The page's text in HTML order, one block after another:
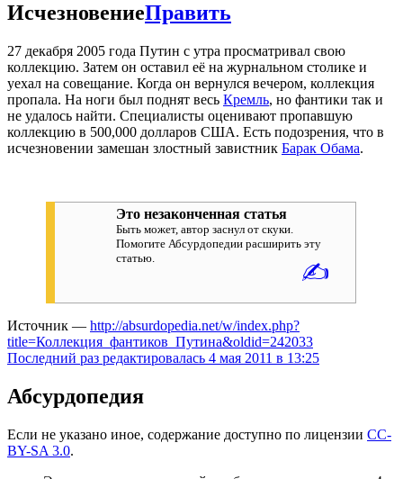
ИсчезновениеПравить
27 декабря 2005 года Путин с утра просматривал свою
коллекцию. Затем он оставил её на журнальном столике и
уехал на совещание. Когда он вернулся вечером, коллекция
пропала. На ноги был поднят весь Кремль, но фантики так и
не удалось найти. Специалисты оценивают пропавшую
коллекцию в 500,000 долларов США. Есть подозрения, что в
исчезновении замешан злостный завистник Барак Обама.
Это незаконченная статья
Быть может, автор заснул от скуки.
Помогите Абсурдопедии расширить эту
статью.
✍
Источник — http://absurdopedia.net/w/index.php?
title=Коллекция_фантиков_Путина&oldid=242033
Последний раз редактировалась 4 мая 2011 в 13:25
Абсурдопедия
Если не указано иное, содержание доступно по лицензии CC-
BY-SA 3.0.